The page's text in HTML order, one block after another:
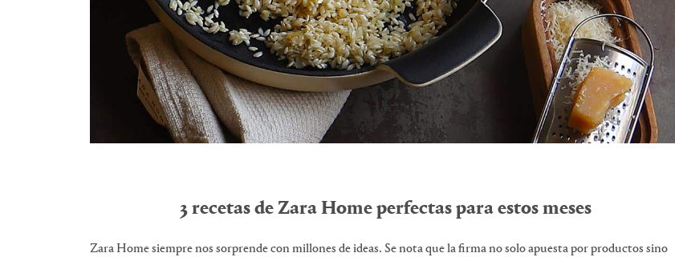
3 recetas de Zara Home perfectas para estos meses
Zara Home siempre nos sorprende con millones de ideas. Se nota que la firma no solo apuesta por productos sino